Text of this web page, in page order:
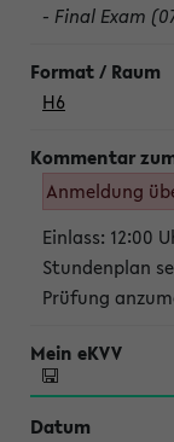
- Final Exam
H6
Anmeldung
Einlass: 12:00
Stundenplan
Prüfung